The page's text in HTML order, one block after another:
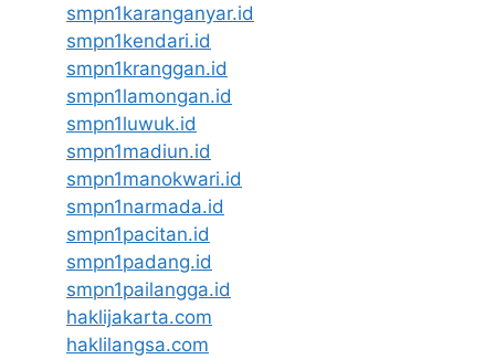
smpn1karanganyar.id
smpn1kendari.id
smpn1kranggan.id
smpn1lamongan.id
smpn1luwuk.id
smpn1madiun.id
smpn1manokwari.id
smpn1narmada.id
smpn1pacitan.id
smpn1padang.id
smpn1pailangga.id
haklijakarta.com
haklilangsa.com